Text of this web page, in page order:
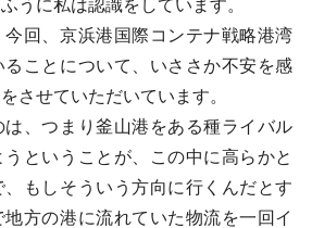
うに私は認識をしています。
回、京浜港国際コンテナ戦略港湾
ことについて、いささか不安を感
させていただいています。
、つまり釜山港をある種ライバル
ということが、この中に高らかと
もしそういう方向に行くんだとす
方の港に流れていた物流を一回イ